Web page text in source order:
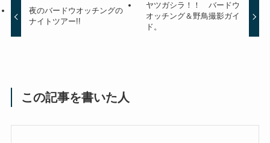
夜のバードウオッチングの
ナイトツアー!!
ヤツガシラ！！ バードウ
オッチング＆野鳥撮影ガイ
ド。
この記事を書いた人